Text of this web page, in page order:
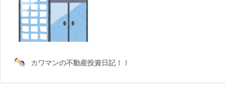
カワマンの不動産投資日記！！